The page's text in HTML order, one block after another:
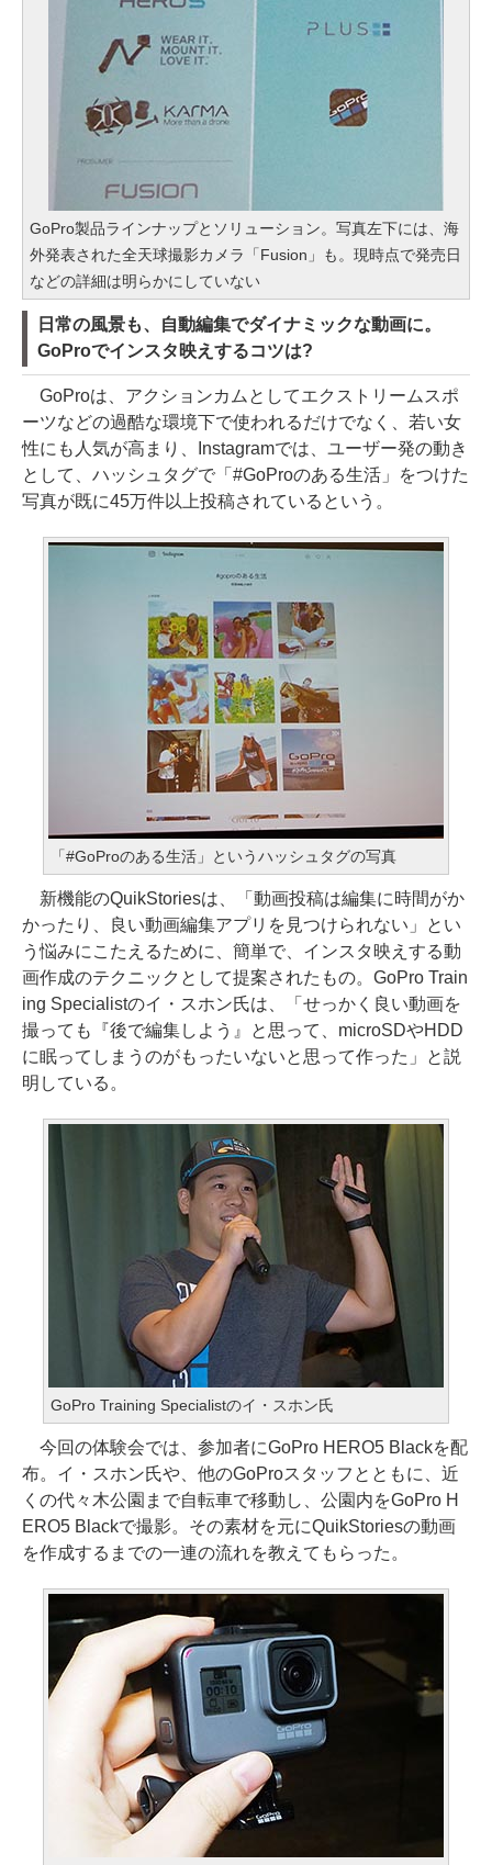
GoPro製品ラインナップとソリューション。写真左下には、海
外発表された全天球撮影カメラ「Fusion」も。現時点で発売日
などの詳細は明らかにしていない
日常の風景も、自動編集でダイナミックな動画に。
GoProでインスタ映えするコツは?
GoProは、アクションカムとしてエクストリームスポ
ーツなどの過酷な環境下で使われるだけでなく、若い女
性にも人気が高まり、Instagramでは、ユーザー発の動き
として、ハッシュタグで「#GoProのある生活」をつけた
写真が既に45万件以上投稿されているという。
「#GoProのある生活」というハッシュタグの写真
新機能のQuikStoriesは、「動画投稿は編集に時間がか
かったり、良い動画編集アプリを見つけられない」とい
う悩みにこたえるために、簡単で、インスタ映えする動
画作成のテクニックとして提案されたもの。GoPro Train
ing Specialistのイ・スホン氏は、「せっかく良い動画を
撮っても『後で編集しよう』と思って、microSDやHDD
に眠ってしまうのがもったいないと思って作った」と説
明している。
GoPro Training Specialistのイ・スホン氏
今回の体験会では、参加者にGoPro HERO5 Blackを配
布。イ・スホン氏や、他のGoProスタッフとともに、近
くの代々木公園まで自転車で移動し、公園内をGoPro H
ERO5 Blackで撮影。その素材を元にQuikStoriesの動画
を作成するまでの一連の流れを教えてもらった。